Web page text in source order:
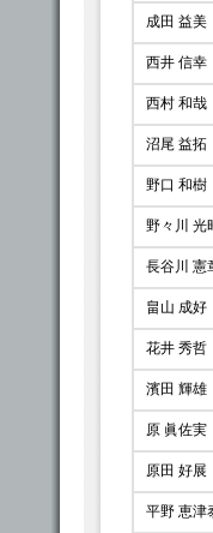
成田 益美
西井 信幸
西村 和哉
沼尾 益拓
野口 和樹
野々川 光
長谷川 憲
畠山 成好
花井 秀哲
濱田 輝雄
原 眞佐実
原田 好展
平野 恵津